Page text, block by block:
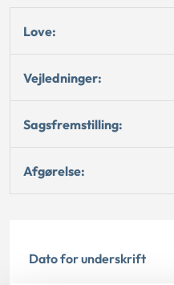
Love:
Vejledninger:
Sagsfremstilling:
Afgørelse:
Dato for underskrift